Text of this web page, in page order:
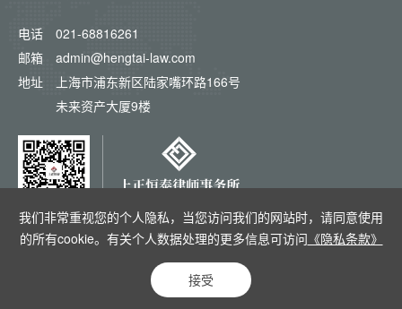
我们非常重视您的个人隐私，当您访问我们的网站时，请同意使用
的所有cookie。有关个人数据处理的更多信息可访问 《隐私条款》
接受
电话
021-68816261
邮箱
admin@hengtai-law.com
地址
上海市浦东新区陆家嘴环路166号
未来资产大厦9楼
Copyright by hengtai-law . All Rights沪ICP备06027868号-1